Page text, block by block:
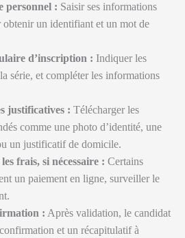
personnel : Saisir ses informations
obtenir un identifiant et un mot de
d’inscription : Indiquer les
série, et compléter les informations
justificatives : Télécharger les
comme une photo d’identité, une
un justificatif de domicile.
frais, si nécessaire : Certains
un paiement en ligne, surveiller le
: Après validation, le candidat
et un récapitulatif à